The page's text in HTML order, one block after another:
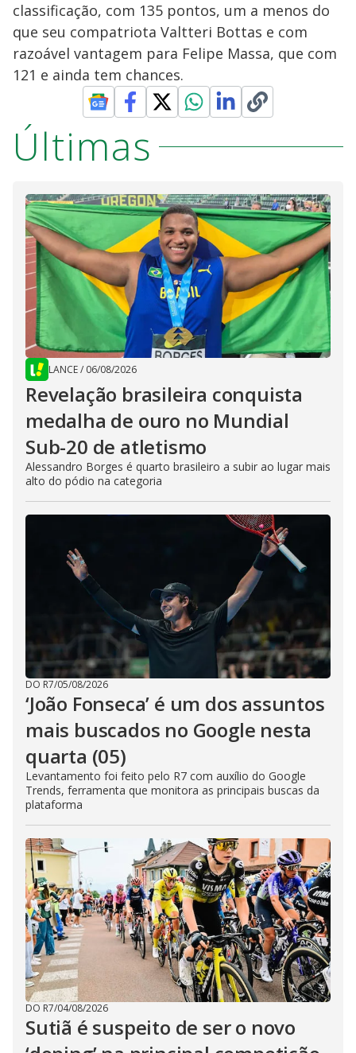
classificação, com 135 pontos, um a menos do
que seu compatriota Valtteri Bottas e com
razoável vantagem para Felipe Massa, que com
121 e ainda tem chances.
Últimas
LANCE/ 06/08/2026
Revelação brasileira conquista
medalha de ouro no Mundial
Sub-20 de atletismo
Alessandro Borges é quarto brasileiro a subir ao lugar mais
alto do pódio na categoria
DO R7/05/08/2026
‘João Fonseca’ é um dos assuntos
mais buscados no Google nesta
quarta (05)
Levantamento foi feito pelo R7 com auxílio do Google
Trends, ferramenta que monitora as principais buscas da
plataforma
DO R7/04/08/2026
Sutiã é suspeito de ser o novo